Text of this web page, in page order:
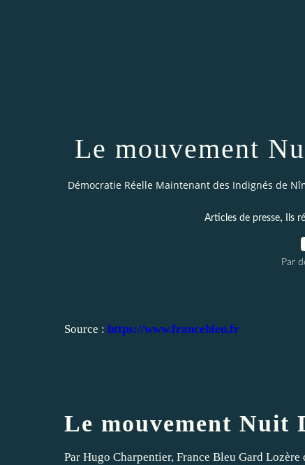
Le mouvement
Démocratie Réelle Maintenant des Indignés de
Articles de presse, Ils
Par
Source : https://www.francebleu.fr
Le mouvement Nuit
Par Hugo Charpentier, France Bleu Gard Lozère